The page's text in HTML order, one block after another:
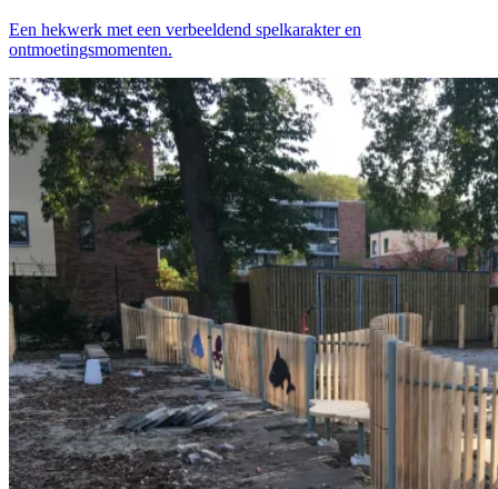
Een hekwerk met een verbeeldend spelkarakter en
ontmoetingsmomenten.